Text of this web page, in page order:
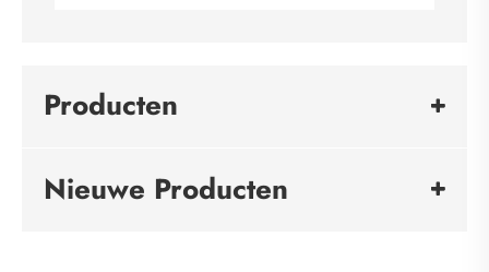
Producten
Nieuwe Producten